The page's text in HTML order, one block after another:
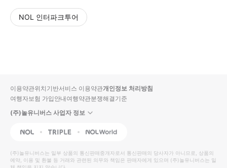
NOL 인터파크투어
입니
다.
높
은
동
영
순
상
이용약관위치기반서비스 이용약관개인정보 처리방침
여행자보험 가입안내여행약관분쟁해결기준
(주)놀유니버스 사업자 정보
NOL Triple Interpark Global
(주)놀유니버스는 일부 상품의 통신판매중개자로서 통신판매의 당사자가 아니므로, 상품의
예약, 이용 및 환불 등 거래와 관련된 의무와 책임은 판매자에게 있으며 (주)놀유니버스는 일